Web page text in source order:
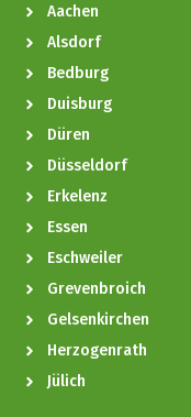
Aachen
Alsdorf
Bedburg
Duisburg
Düren
Düsseldorf
Erkelenz
Essen
Eschweiler
Grevenbroich
Gelsenkirchen
Herzogenrath
Jülich